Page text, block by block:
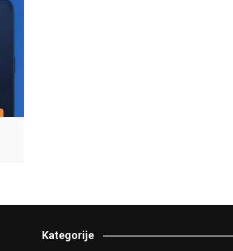
Kategorije